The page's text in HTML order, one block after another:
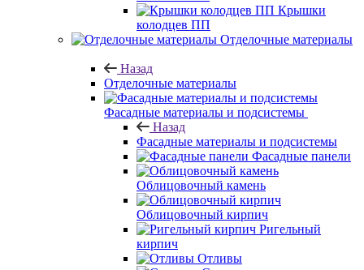
Крышки
колодцев ПП
Отделочные материалы
Назад
Отделочные материалы
Фасадные материалы и подсистемы
Назад
Фасадные материалы и подсистемы
Фасадные панели
Облицовочный камень
Облицовочный кирпич
Ригельный
кирпич
Отливы